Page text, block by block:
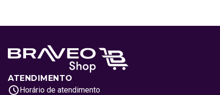
ATENDIMENTO
Horário de atendimento